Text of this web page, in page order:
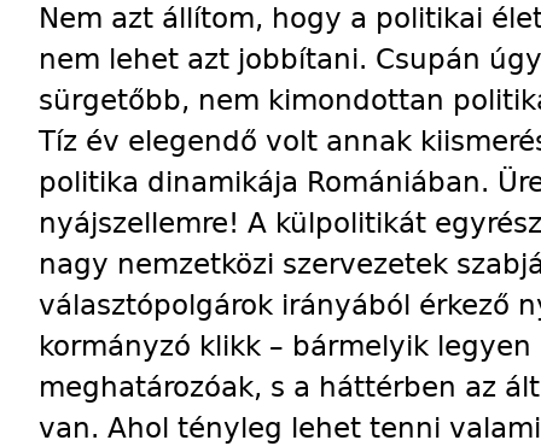
Nem azt állítom, hogy a politikai
nem lehet azt jobbítani. Csupán
sürgetőbb, nem kimondottan
Tíz év elegendő volt annak
politika dinamikája Romániában.
nyájszellemre! A külpolitikát
nagy nemzetközi szervezetek
választópolgárok irányából érkező
kormányzó klikk – bármelyik legyen
meghatározóak, s a háttérben az
van. Ahol tényleg lehet tenni